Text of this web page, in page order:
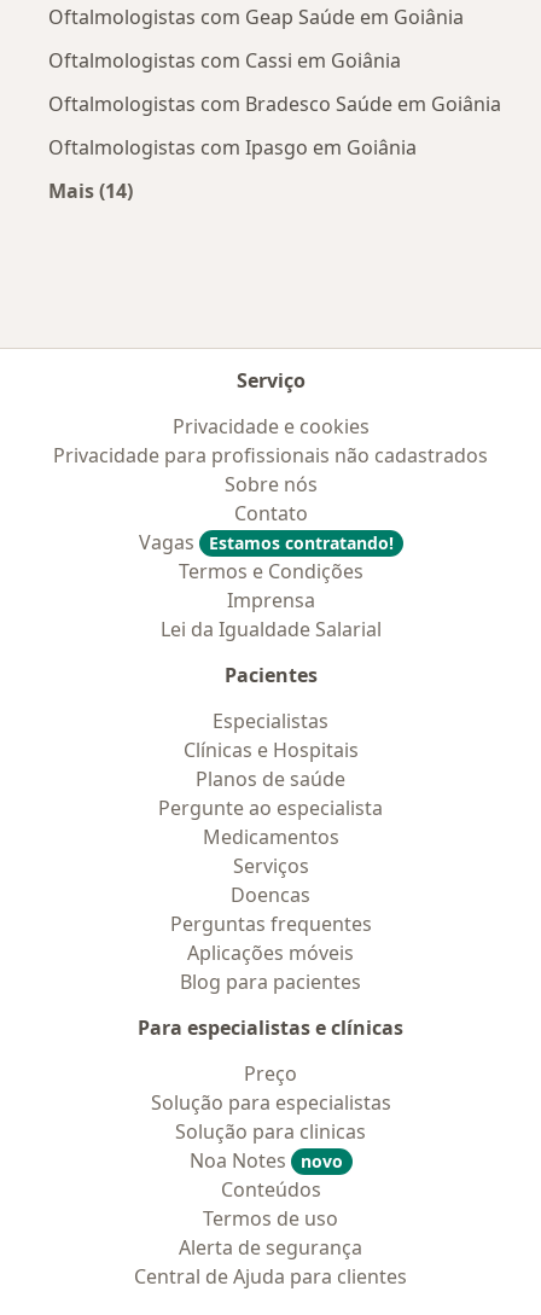
Oftalmologistas com Geap Saúde em Goiânia
Oftalmologistas com Cassi em Goiânia
Oftalmologistas com Bradesco Saúde em Goiânia
Oftalmologistas com Ipasgo em Goiânia
Mais (14)
Serviço
Privacidade e cookies
Privacidade para profissionais não cadastrados
Sobre nós
Contato
Vagas
Estamos contratando!
Termos e Condições
Imprensa
Lei da Igualdade Salarial
Pacientes
Especialistas
Clínicas e Hospitais
Planos de saúde
Pergunte ao especialista
Medicamentos
Serviços
Doencas
Perguntas frequentes
Aplicações móveis
Blog para pacientes
Para especialistas e clínicas
Preço
Solução para especialistas
Solução para clinicas
Noa Notes
novo
Conteúdos
Termos de uso
Alerta de segurança
Central de Ajuda para clientes